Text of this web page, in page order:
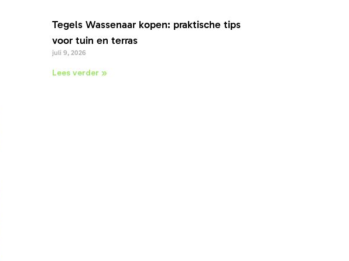
Tegels Wassenaar kopen: praktische tips
voor tuin en terras
juli 9, 2026
Lees verder »